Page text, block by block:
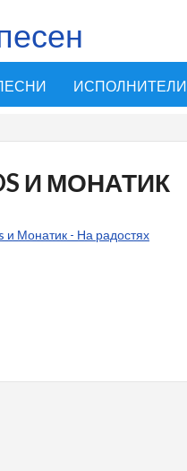
ИСПОЛНИТЕЛИ
И МОНАТИК
и Монатик - На радостях